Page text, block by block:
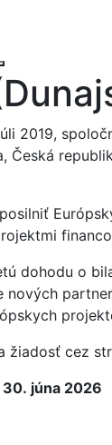
2019,
Česká
dohodu o
žiadosť cez
30. júna 2026